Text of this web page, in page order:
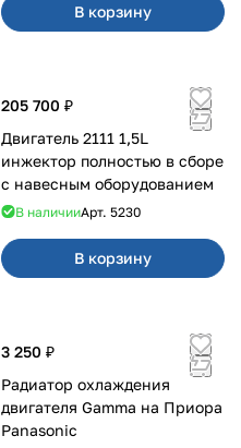
В корзину
205 700 ₽
Двигатель 2111 1,5L
инжектор полностью в сборе
с навесным оборудованием
В наличииАрт. 5230
В корзину
3 250 ₽
Радиатор охлаждения
двигателя Gamma на Приора
Panasonic